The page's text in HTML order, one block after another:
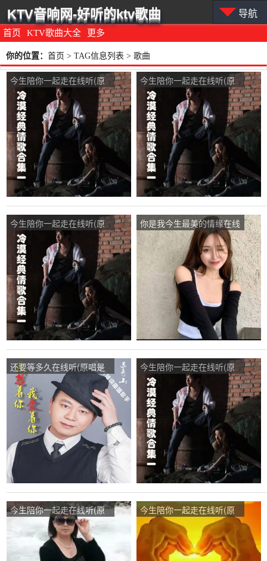
首页 KTV歌曲大全 更多
KTV音响网-好听的ktv歌曲 导航
你的位置： 首页 > TAG信息列表 > 歌曲
今生陪你一起走在线听(原
唱是惠子)，翱翔的雄鹰演
唱点播:18次
今生陪你一起走在线听(原
唱是惠子)，深谷幽兰演唱
点播:13次
今生陪你一起走在线听(原
唱是惠子)，一阵微风演唱
点播:180次
你是我今生最美的情缘在线
听(原唱是魏新雨)，婷儿演
唱点播:25次
还要等多久在线听(原唱是
苏青山)，天意演唱点播:31
次
今生陪你一起走在线听(原
唱是惠子)，开@心悔～(￣
▽￣～)~演唱点播:25次
今生陪你一起走在线听(原
唱是风语)，君越〖主唱〗
柔情王子六徒青竹演唱点
播:198次
今生陪你一起走在线听(原
唱是惠子)， 刘彩霞演唱
点播:23次